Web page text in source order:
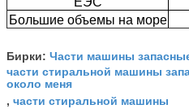
Большие объемы на море
Бирки: Части машины
части стиральной машины
около меня
, части стиральной машины